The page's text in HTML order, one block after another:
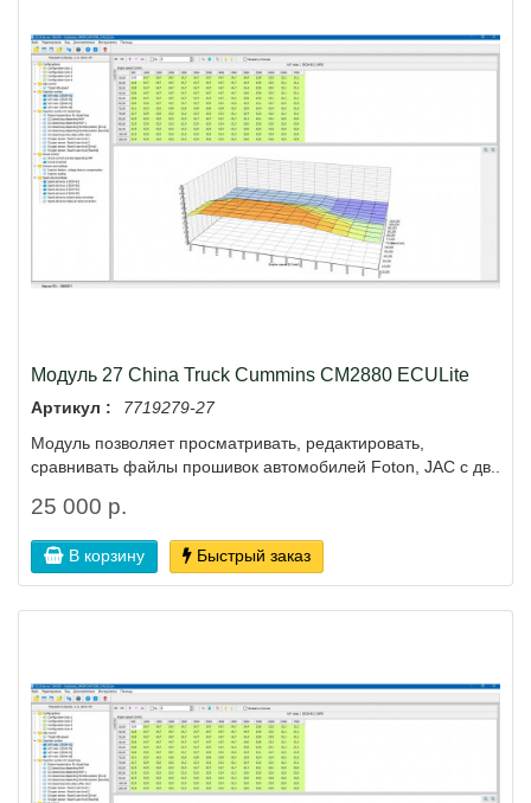
Модуль 27 China Truck Cummins CM2880 ECULite
Артикул :
7719279-27
Модуль позволяет просматривать, редактировать,
сравнивать файлы прошивок автомобилей Foton, JAC с дв..
25 000 р.
В корзину Быстрый заказ